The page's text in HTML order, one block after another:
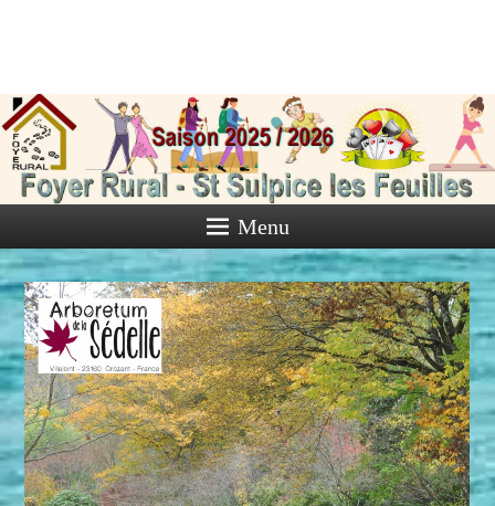
de Saint
Sulpice les
Feuilles
Activités diverses de l'Association
Menu